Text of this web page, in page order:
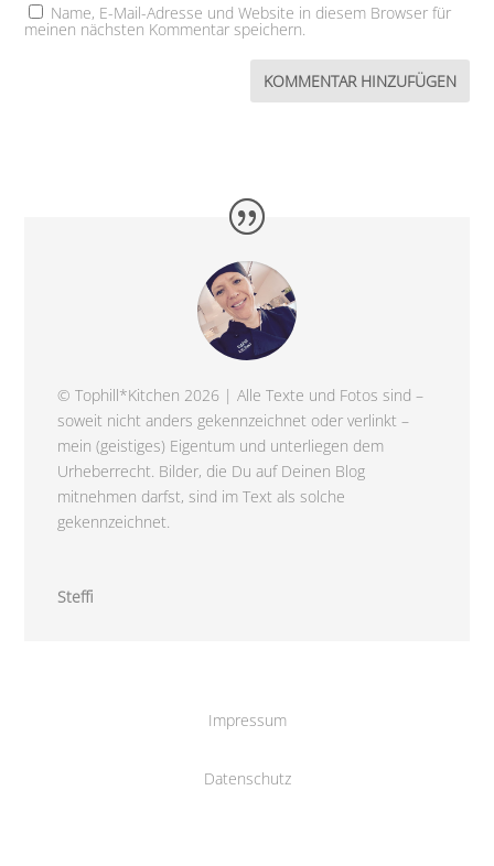
Name, E-Mail-Adresse und Website in diesem Browser für
meinen nächsten Kommentar speichern.
© Tophill*Kitchen 2026 | Alle Texte und Fotos sind –
soweit nicht anders gekennzeichnet oder verlinkt –
mein (geistiges) Eigentum und unterliegen dem
Urheberrecht. Bilder, die Du auf Deinen Blog
mitnehmen darfst, sind im Text als solche
gekennzeichnet.
Steffi
Impressum
Datenschutz